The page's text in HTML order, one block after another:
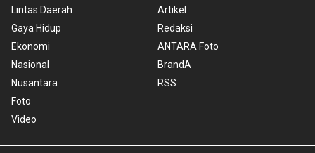
Lintas Daerah
Gaya Hidup
Ekonomi
Nasional
Nusantara
Foto
Video
Artikel
Redaksi
ANTARA Foto
BrandA
RSS